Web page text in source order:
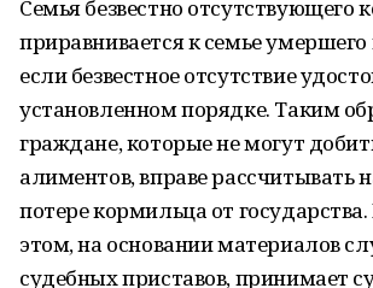
Семья безвестно отсутствующего
приравнивается к семье
если безвестное отсутствие
установленном порядке. Таким
граждане, которые не могут
алиментов, вправе рассчитывать
потере кормильца от
этом, на основании материалов
судебных приставов, принимает